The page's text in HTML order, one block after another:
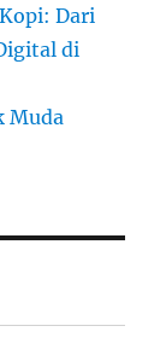
Dari
di
Muda